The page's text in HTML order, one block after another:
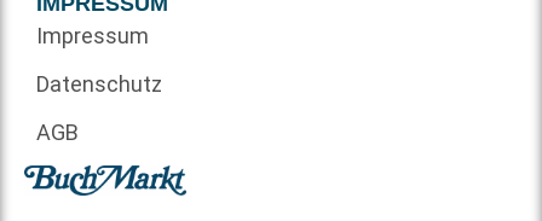
Impressum
Datenschutz
AGB